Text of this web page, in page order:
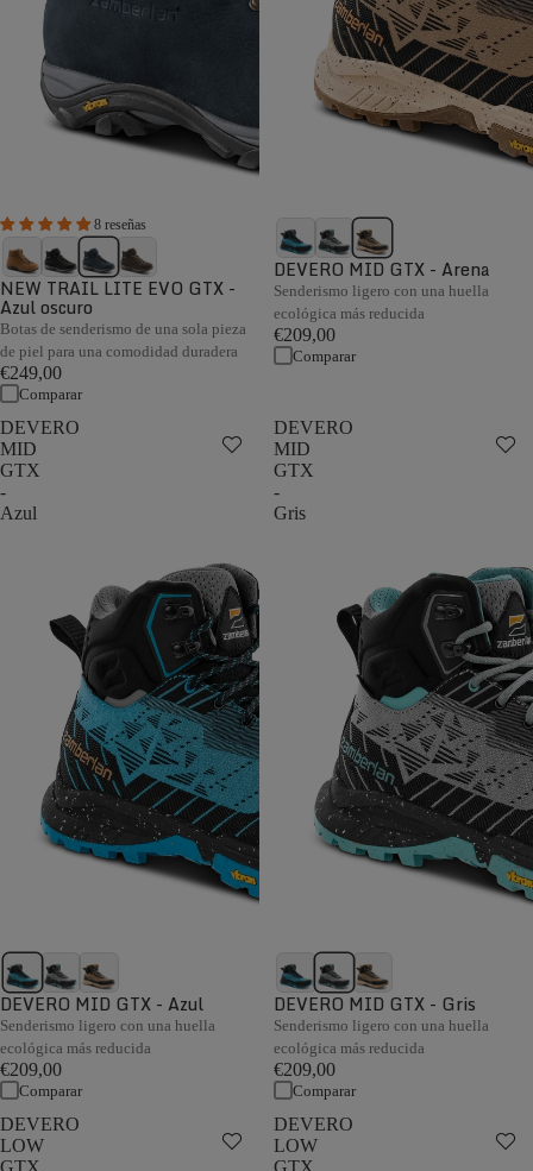
8 reseñas
NEW TRAIL LITE EVO GTX -
Azul oscuro
Botas de senderismo de una sola pieza
de piel para una comodidad duradera
€249,00
Comparar
DEVERO MID GTX - Arena
Senderismo ligero con una huella
ecológica más reducida
€209,00
Comparar
DEVERO
MID
GTX
-
Azul
DEVERO MID GTX - Azul
Senderismo ligero con una huella
ecológica más reducida
€209,00
Comparar
DEVERO
MID
GTX
-
Gris
DEVERO MID GTX - Gris
Senderismo ligero con una huella
ecológica más reducida
€209,00
Comparar
DEVERO
LOW
GTX
DEVERO
LOW
GTX